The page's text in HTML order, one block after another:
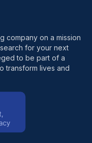
company on a mission
for your next
to be part of a
transform lives and